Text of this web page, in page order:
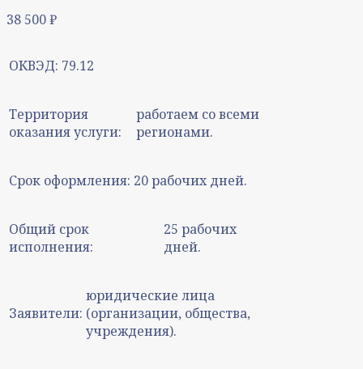
38 500₽
ОКВЭД: 79.12
Территория
оказания услуги:
работаем со всеми
регионами.
Срок оформления: 20 рабочих дней.
Общий срок
исполнения:
25 рабочих
дней.
Заявители:
юридические лица
(организации, общества,
учреждения).